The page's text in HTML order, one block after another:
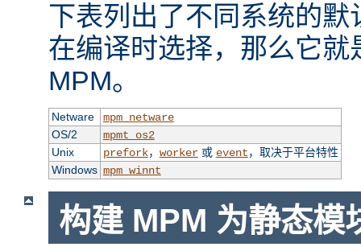
下表列出了不同系统的默
在编译时选择，那么它就
MPM。
Netware
mpm_netware
OS/2
mpmt_os2
Unix
prefork， worker或 event，取决于平台特性
Windows mpm_winnt
构建 MPM 为静态模